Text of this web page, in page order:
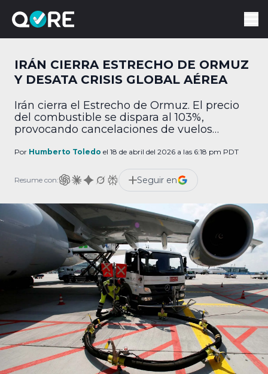
IRÁN CIERRA ESTRECHO DE ORMUZ
Y DESATA CRISIS GLOBAL AÉREA
Irán cierra el Estrecho de Ormuz. El precio
del combustible se dispara al 103%,
provocando cancelaciones de vuelos
Por Humberto Toledo el 18 de abril del 2026 a las 6:18 pm PDT
Resume con: Seguir en